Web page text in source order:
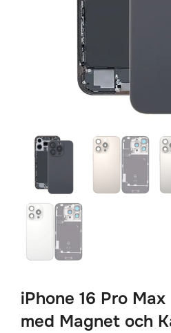
iPhone 16 Pro
med Magnet och